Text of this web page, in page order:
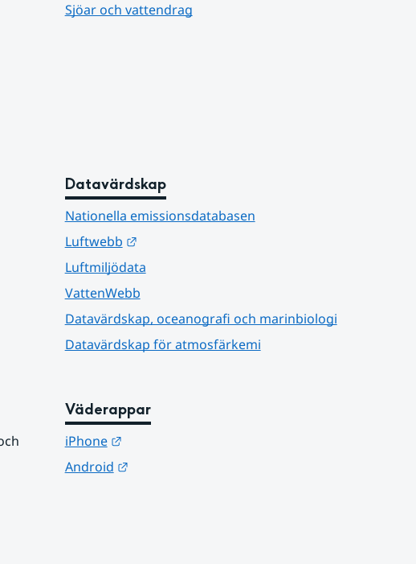
Sjöar och vattendrag
Datavärdskap
Nationella emissionsdatabasen
Luftwebb
Länk till annan webbplats.
Luftmiljödata
VattenWebb
Datavärdskap, oceanografi och marinbiologi
Datavärdskap för atmosfärkemi
Väderappar
iPhone
Länk till annan webbplats.
Android
Länk till annan webbplats.